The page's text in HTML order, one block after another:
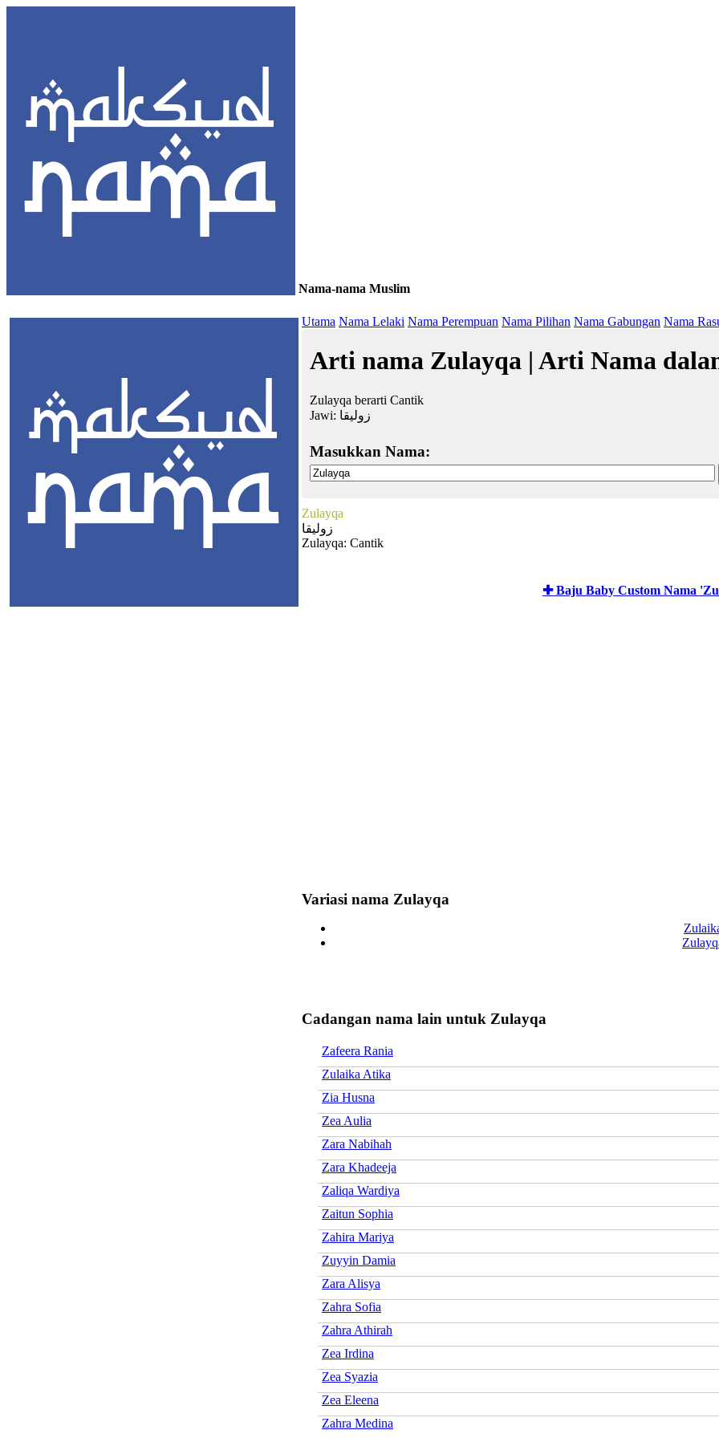
Nama-nama Muslim
Utama Nama Lelaki Nama Perempuan Nama Pilihan Nama Gabungan Nama
Arti nama Zulayqa | Arti Nama
Zulayqa berarti Cantik
Jawi: زوليقا
Masukkan Nama:
Zulayqa
زوليقا
Zulayqa: Cantik
✚ Baju Baby Custom Nama
Variasi nama Zulayqa
Cadangan nama lain untuk Zulayqa
Zafeera Rania
Zulaika Atika
Zia Husna
Zea Aulia
Zara Nabihah
Zara Khadeeja
Zaliqa Wardiya
Zaitun Sophia
Zahira Mariya
Zuyyin Damia
Zara Alisya
Zahra Sofia
Zahra Athirah
Zea Irdina
Zea Syazia
Zea Eleena
Zahra Medina